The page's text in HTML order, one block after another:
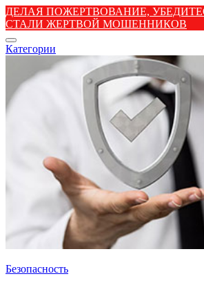
ДЕЛАЯ ПОЖЕРТВОВАНИЕ,
СТАЛИ ЖЕРТВОЙ МОШЕННИКОВ
Категории
Безопасность